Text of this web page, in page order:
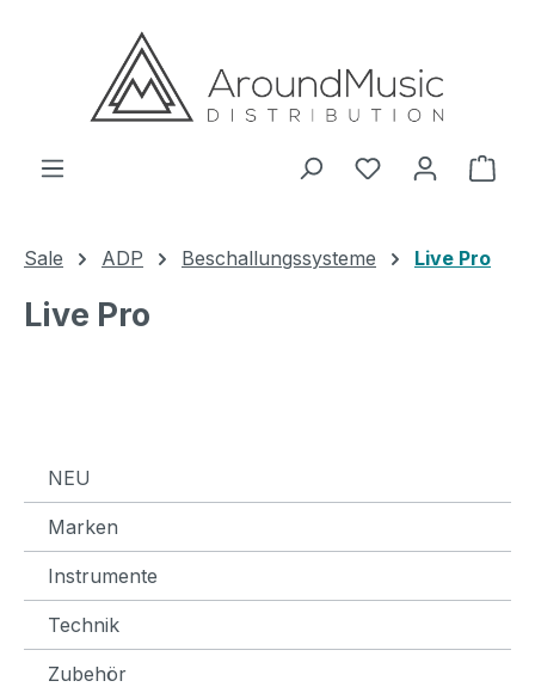
Zum Hauptinhalt springen
Sale ADP Beschallungssysteme Live Pro
Live Pro
NEU
Marken
Instrumente
Technik
Zubehör